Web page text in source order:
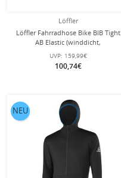
Löffler
Löffler Fahrradhose Bike BIB Tight
AB Elastic (winddicht,
wärmeisolierend) lang schwarz
Herren
UVP: 159,99€
100,74€
NEU